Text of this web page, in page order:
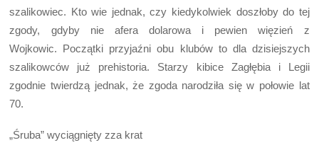
szalikowiec. Kto wie jednak, czy kiedykolwiek doszłoby do tej
zgody, gdyby nie afera dolarowa i pewien więzień z
Wojkowic. Początki przyjaźni obu klubów to dla dzisiejszych
szalikowców już prehistoria. Starzy kibice Zagłębia i Legii
zgodnie twierdzą jednak, że zgoda narodziła się w połowie lat
70.
„Śruba” wyciągnięty zza krat